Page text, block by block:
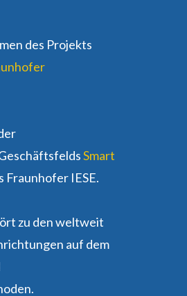
des Projekts
Smart
Fraunhofer IESE.
zu den weltweit
auf dem